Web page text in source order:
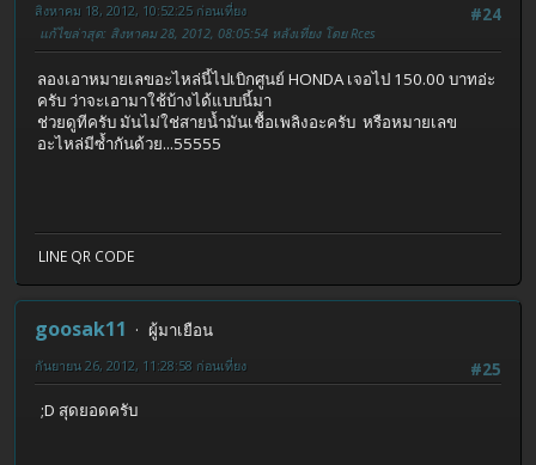
#24
สิงหาคม 18, 2012, 10:52:25 ก่อนเที่ยง
แก้ไขล่าสุด: สิงหาคม 28, 2012, 08:05:54 หลังเที่ยง โดย Rces
ลองเอาหมายเลขอะไหล่นี้ไปเบิกศูนย์ HONDA เจอไป 150.00 บาทอ่ะ
ครับ ว่าจะเอามาใช้บ้างได้แบบนี้มา
ช่วยดูทีครับ มันไม่ใช่สายน้ำมันเชื้อเพลิงอะครับ หรือหมายเลข
อะไหล่มีซ้ำกันด้วย...55555
LINE QR CODE
goosak11
ผู้มาเยือน
#25
กันยายน 26, 2012, 11:28:58 ก่อนเที่ยง
;D สุดยอดครับ